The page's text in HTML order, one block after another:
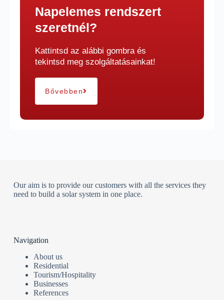
Napelemes rendszert
szeretnél?
Kattintsd az alábbi gombra és
tekintsd meg szolgáltatásainkat!
Bővebben
Our aim is to provide our customers with all the services they
need to build a solar system in one place.
Navigation
About us
Residential
Tourism/Hospitality
Businesses
References